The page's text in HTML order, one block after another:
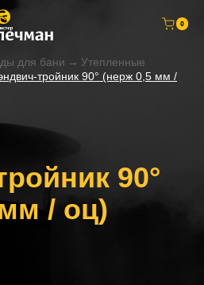
0
для бани → Утепленные
тройник 90° (нерж 0,5 мм /
90°
/ оц)